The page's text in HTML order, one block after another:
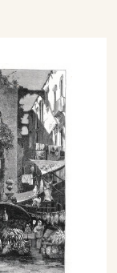
Treves, I°
p. 392 ill..
- La
IV, n. 26,
- La cena in
Milano,